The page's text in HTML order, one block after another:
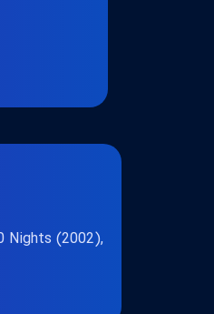
Nights (2002),